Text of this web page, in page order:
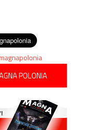
POLONIA